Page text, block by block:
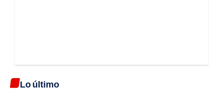
Lo último